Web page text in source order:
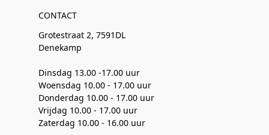
CONTACT
Grotestraat 2, 7591DL
Denekamp
Dinsdag 13.00 -17.00 uur
Woensdag 10.00 - 17.00 uur
Donderdag 10.00 - 17.00 uur
Vrijdag 10.00 - 17.00 uur
Zaterdag 10.00 - 16.00 uur